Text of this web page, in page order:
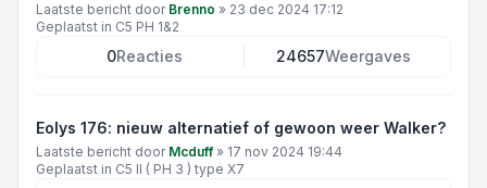
Laatste bericht door Brenno » 23 dec 2024 17:12
Geplaatst in C5 PH 1&2
0Reacties 24657Weergaves
Eolys 176: nieuw alternatief of gewoon weer Walker?
Laatste bericht door Mcduff» 17 nov 2024 19:44
Geplaatst in C5 II ( PH 3 ) type X7